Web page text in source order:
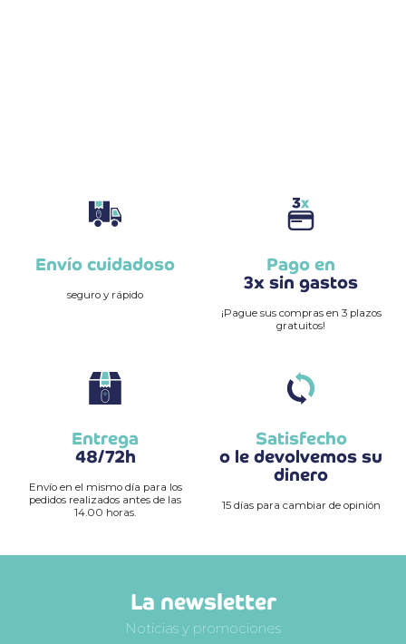
Envío cuidadoso
seguro y rápido
Pago en
3x sin gastos
¡Pague sus compras en 3 plazos
gratuitos!
Entrega
48/72h
Envío en el mismo día para los
pedidos realizados antes de las
14.00 horas.
Satisfecho
o le devolvemos su
dinero
15 días para cambiar de opinión
La newsletter
Noticias y promociones